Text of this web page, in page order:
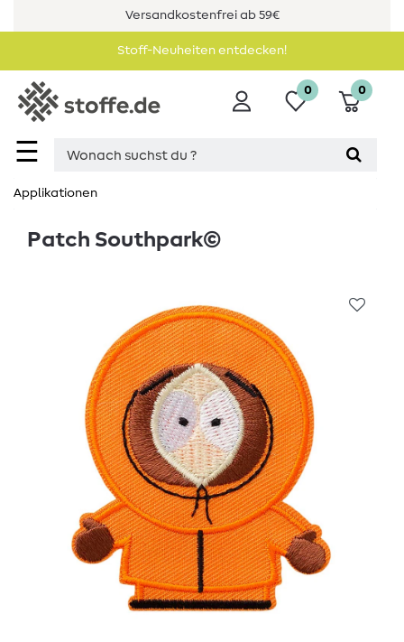
Versandkostenfrei ab 59€
Stoff-Neuheiten entdecken!
☰
0 0
Applikationen
Patch Southpark©